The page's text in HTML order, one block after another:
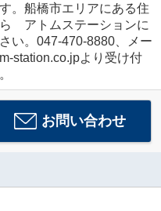
。船橋市エリアにある住
アトムステーションに
い。047-470-8880、メー
station.co.jpより受け付
お問い合わせ